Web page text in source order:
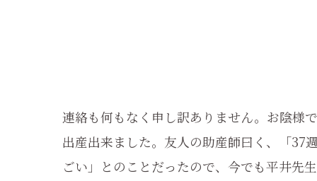
連絡も何もなく申し訳ありません。お陰様
出産出来ました。友人の助産師曰く、「37
ごい」とのことだったので、今でも平井先